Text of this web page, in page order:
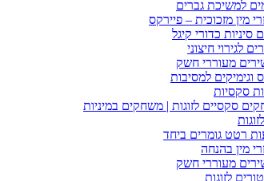
למשיכת גברים
מין מזכוכית – פיירקס
סיניות כדורי קיגל
לגירוי חיצוני
מעוררי חשק
למסיבות
סקסיות
סקסיים לזוגות | משחקים במיניות
רטט גומרים ביחד
מין בהנחה
מעוררי חשק
לזוגות